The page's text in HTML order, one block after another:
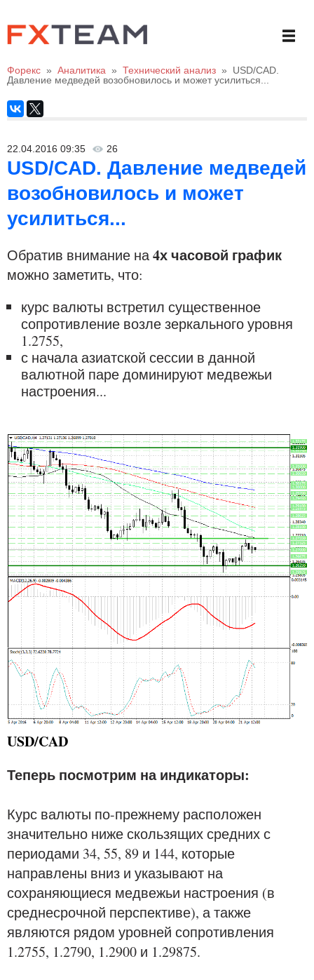
Форекс » Аналитика » Технический анализ »
USD/CAD.
Давление медведей возобновилось и может усилиться...
22.04.2016 09:35 26
USD/CAD. Давление медведей
возобновилось и может
усилиться...
Обратив внимание на4х часовой график
можно заметить, что:
курс валюты встретил существенное
сопротивление возле зеркального уровня
1.2755,
с начала азиатской сессии в данной
валютной паре доминируют медвежьи
настроения...
USD/CAD
Теперь посмотрим на индикаторы:
Курс валюты по-прежнему расположен
значительно ниже скользящих средних с
периодами 34, 55, 89 и 144, которые
направлены вниз и указывают на
сохраняющиеся медвежьи настроения (в
среднесрочной перспективе), а также
являются рядом уровней сопротивления
1.2755, 1.2790, 1.2900 и 1.29875.